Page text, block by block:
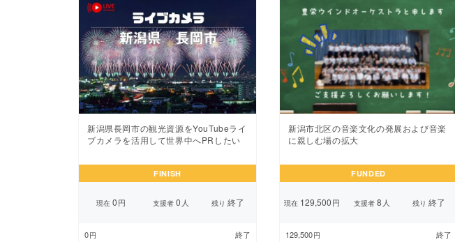
新潟県長岡市の観光資源をYouTubeライ
ブカメラを活用して世界中へPRしたい
FINISH
現在0円 支援者 0 人 残り 終了
0円 終了
新潟市北区の音楽文化の発展および音楽
に親しむ場の拡大
FUNDED
現在129,500円 支援者 8 人 残り 終了
129,500円 終了